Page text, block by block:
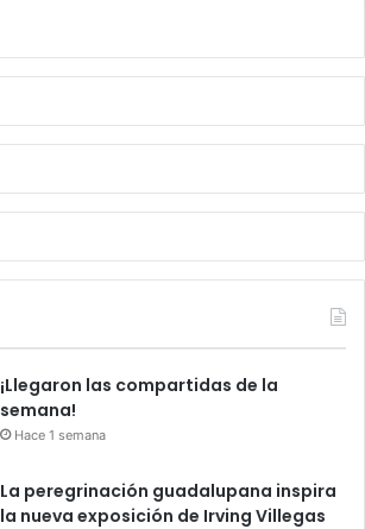
¡Llegaron las compartidas de la
semana!
Hace 1 semana
La peregrinación guadalupana inspira
la nueva exposición de Irving Villegas